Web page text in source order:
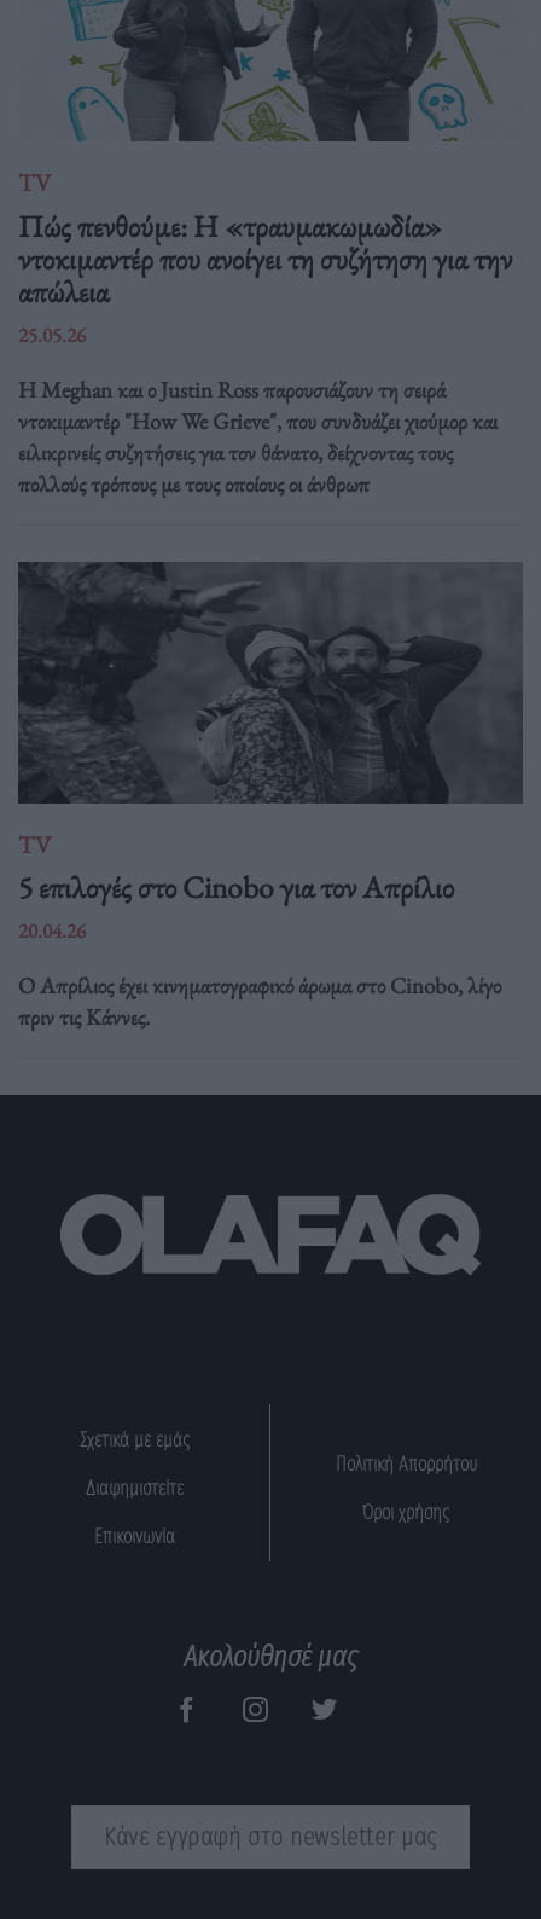
TV
Πώς πενθούμε: Η «τραυμακωμωδία»
ντοκιμαντέρ που ανοίγει τη συζήτηση για την
απώλεια
25.05.26
Η Meghan και ο Justin Ross παρουσιάζουν τη σειρά
ντοκιμαντέρ "How We Grieve", που συνδυάζει χιούμορ και
ειλικρινείς συζητήσεις για τον θάνατο, δείχνοντας τους
πολλούς τρόπους με τους οποίους οι άνθρωπ
TV
5 επιλογές στο Cinobo για τον Απρίλιο
20.04.26
Ο Απρίλιος έχει κινηματογραφικό άρωμα στο Cinobo, λίγο
πριν τις Κάννες.
Σχετικά με εμάς
Διαφημιστείτε
Επικοινωνία
Πολιτική Απορρήτου
Όροι χρήσης
Ακολούθησέ μας
Κάνε εγγραφή στο newsletter μας